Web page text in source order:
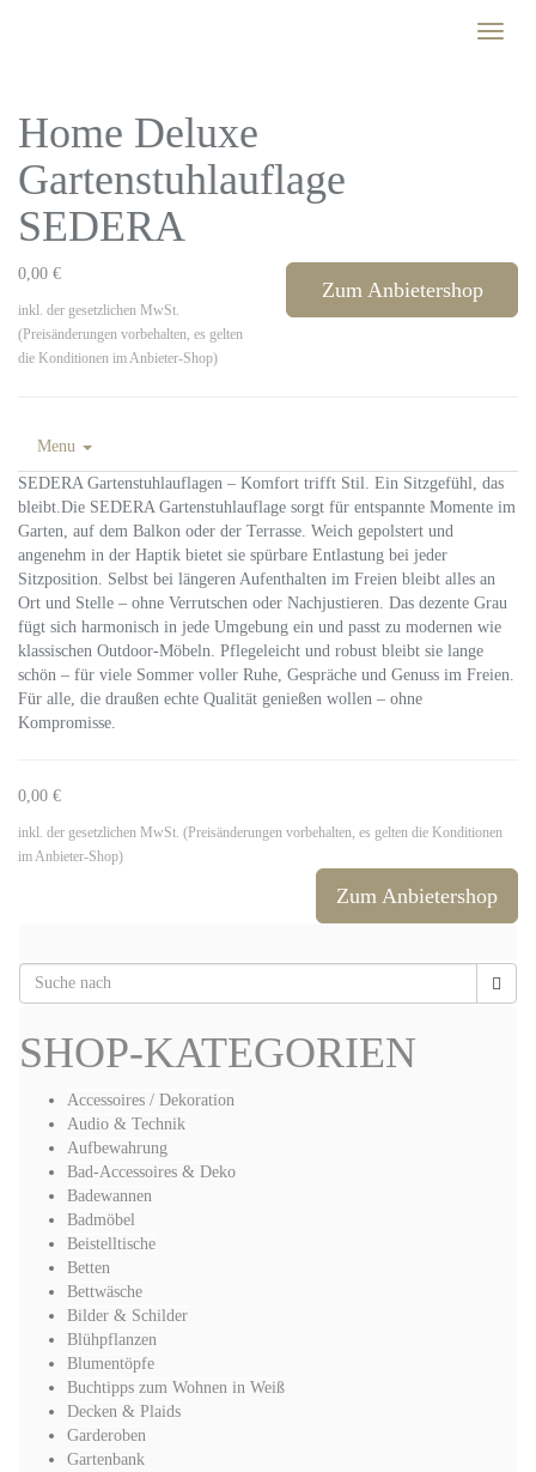
Toggle
Home Deluxe
Gartenstuhlauflage
SEDERA
0,00 €
inkl. der gesetzlichen MwSt.
(Preisänderungen vorbehalten, es gelten
die Konditionen im Anbieter-Shop)
Zum Anbietershop
Menu
SEDERA Gartenstuhlauflagen – Komfort trifft Stil. Ein Sitzgefühl, das
bleibt.Die SEDERA Gartenstuhlauflage sorgt für entspannte Momente im
Garten, auf dem Balkon oder der Terrasse. Weich gepolstert und
angenehm in der Haptik bietet sie spürbare Entlastung bei jeder
Sitzposition. Selbst bei längeren Aufenthalten im Freien bleibt alles an
Ort und Stelle – ohne Verrutschen oder Nachjustieren. Das dezente Grau
fügt sich harmonisch in jede Umgebung ein und passt zu modernen wie
klassischen Outdoor-Möbeln. Pflegeleicht und robust bleibt sie lange
schön – für viele Sommer voller Ruhe, Gespräche und Genuss im Freien.
Für alle, die draußen echte Qualität genießen wollen – ohne
Kompromisse.
0,00 €
inkl. der gesetzlichen MwSt. (Preisänderungen vorbehalten, es gelten die Konditionen
im Anbieter-Shop)
Zum Anbietershop
SHOP-KATEGORIEN
Accessoires / Dekoration
Audio & Technik
Aufbewahrung
Bad-Accessoires & Deko
Badewannen
Badmöbel
Beistelltische
Betten
Bettwäsche
Bilder & Schilder
Blühpflanzen
Blumentöpfe
Buchtipps zum Wohnen in Weiß
Decken & Plaids
Garderoben
Gartenbank